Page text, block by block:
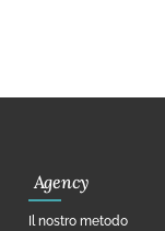
Agency
Il nostro metodo